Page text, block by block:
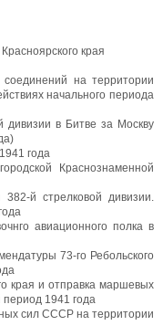
края
на территории
начального периода
дивизии в Битве за Москву
года
Краснознаменной
й стрелковой дивизии.
авиационного полка в
73-го Ребольского
края и отправка маршевых
1941 года
сил СССР на территории